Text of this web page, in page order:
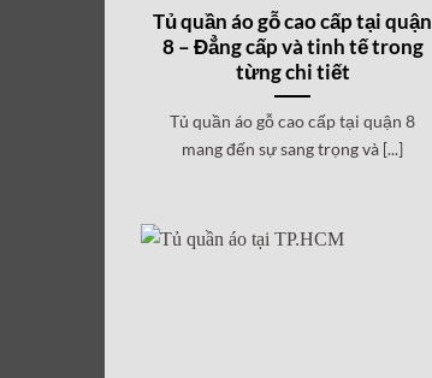
Tủ quần áo gỗ cao cấp tại quận
8 – Đẳng cấp và tinh tế trong
từng chi tiết
Tủ quần áo gỗ cao cấp tại quận 8
mang đến sự sang trọng và [...]